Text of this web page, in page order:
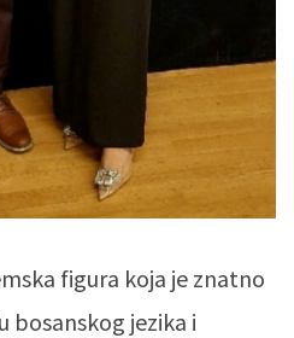
figura koja je znatno
bosanskog jezika i